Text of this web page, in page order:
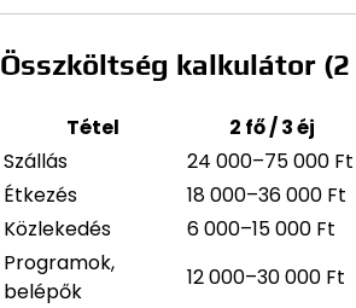
Összköltség kalkulátor (2
Tétel 2 fő / 3 éj
Szállás
24 000–75 000 Ft
Étkezés
18 000–36 000 Ft
Közlekedés
6 000–15 000 Ft
Programok,
belépők
12 000–30 000 Ft